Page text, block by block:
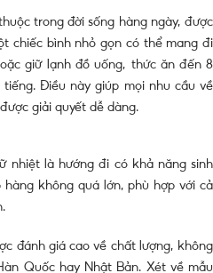
trong đời sống hàng ngày, được
chiếc bình nhỏ gọn có thể mang đi
giữ lạnh đồ uống, thức ăn đến 8
Điều này giúp mọi nhu cầu về
giải quyết dễ dàng.
nhiệt là hướng đi có khả năng sinh
không quá lớn, phù hợp với cả
đánh giá cao về chất lượng, không
Quốc hay Nhật Bản. Xét về mẫu